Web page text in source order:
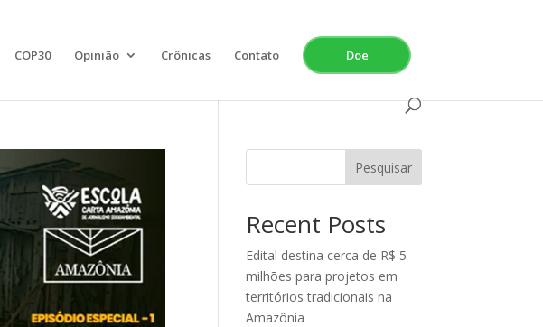
COP30 Opinião Crônicas Contato Doe
Pesquisar
Recent Posts
Edital destina cerca de R$ 5
milhões para projetos em
territórios tradicionais na
Amazônia